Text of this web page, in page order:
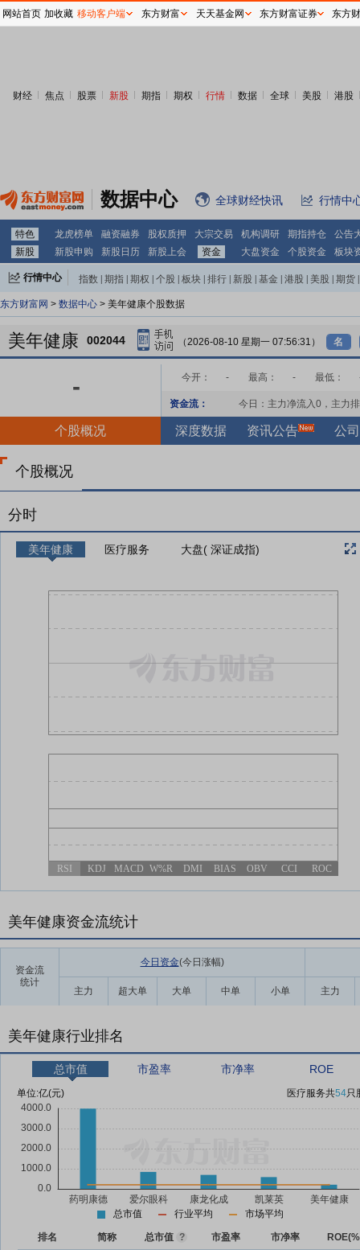
财经 焦点 股票 新股 期指 期权 行情 数据 全球 美股 港股
数据中心 全球财经快讯 行情中
特色 龙虎榜单 融资融券 股权质押 大宗交易 机构调研 期指持仓
公告
新股
新股申购 新股日历 新股上会 资金 大盘资金 个股资金 板块
行情中心 指数 期指 期权 个股 板块 排行 新股 基金 港股 美股 期货
东方财富网 > 数据中心 > 美年健康个股数据
美年健康 002044 （2026-08-10 星期一 07:56:31） 名
- 今开： - 最高： - 最低：
资金流： 今日：主力净流入0 ，主力
个股概况 深度数据 资讯公告 公
个股概况
分时
美年健康 医疗服务 大盘( 深证成指)
RSI KDJ MACD W%R DMI BIAS OBV CCI ROC
美年健康资金流统计
资金流
统计
今日资金(今日涨幅)
主力 超大单 大单 中单 小单 主力
美年健康行业排名
总市值 市盈率 市净率 ROE
单位:亿(元) 医疗服务共54只
总市值 行业平均 市场平均
排名 简称 总市值 ? 市盈率 市净率
网站首页 加收藏 移动客户端 东方财富 天天基金网 东方财富证券 东方